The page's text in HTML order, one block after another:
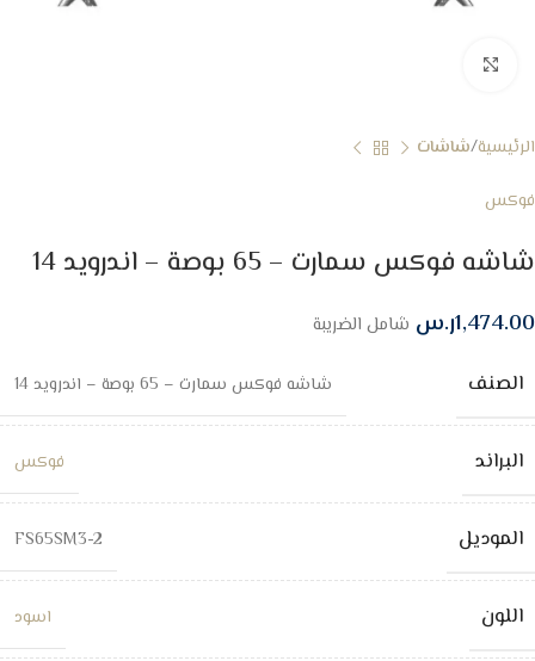
الرئيسية شاشات
فوكس
شاشه فوكس سمارت – 65 بوصة – اندرويد 14
1,474.00ر.س شامل الضريبة
الصنف شاشه فوكس سمارت – 65 بوصة – اندرويد 14
البراند فوكس
الموديل FS65SM3-2
اللون اسود